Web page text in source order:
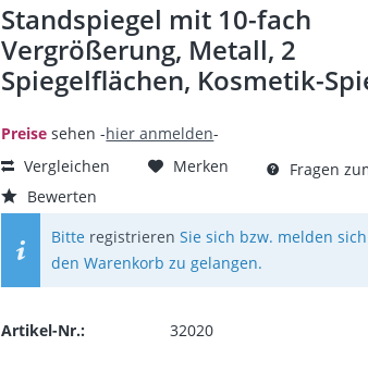
Standspiegel mit 10-fach
Vergrößerung, Metall, 2
Spiegelflächen, Kosmetik-
Preise sehen -hier anmelden-
Vergleichen
Merken
Fragen
Bewerten
Bitte registrieren Sie sich bzw. melden
den Warenkorb zu gelangen.
Artikel-Nr.: 32020